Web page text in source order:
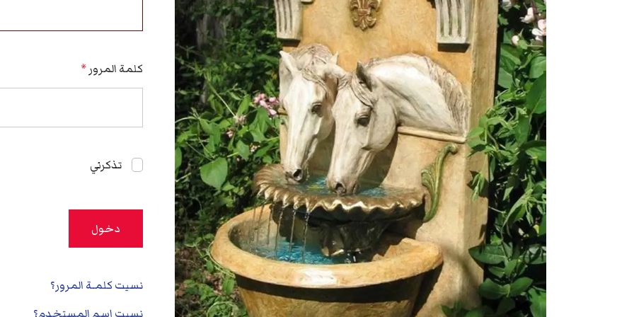
كلمة المرور *
تذكرني
دخول
نسيت كلمـة المرور؟
نسيت اسم المستخدم؟